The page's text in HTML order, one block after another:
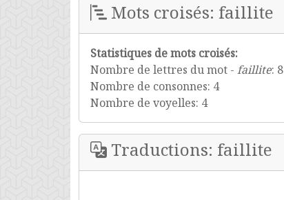
Mots croisés: faillite
Statistiques de mots croisés:
Nombre de lettres du mot - faillite: 8
Nombre de consonnes: 4
Nombre de voyelles: 4
Traductions: faillite